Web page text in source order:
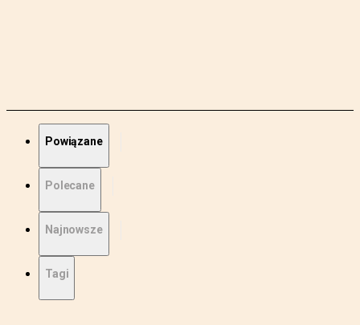
Powiązane
Polecane
Najnowsze
Tagi